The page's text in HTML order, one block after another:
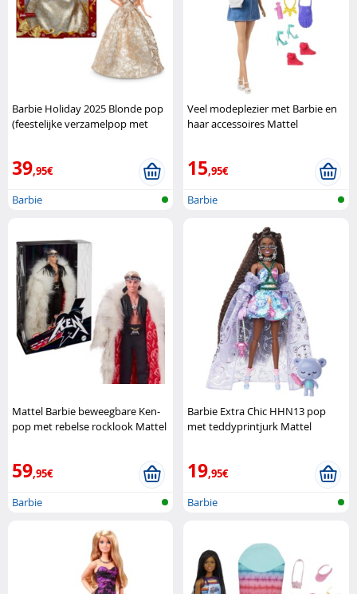
Barbie Holiday 2025 Blonde pop
(feestelijke verzamelpop met
39,95€
Barbie
Veel modeplezier met Barbie en
haar accessoires Mattel
15,95€
Barbie
Mattel Barbie beweegbare Ken-
pop met rebelse rocklook Mattel
59,95€
Barbie
Barbie Extra Chic HHN13 pop
met teddyprintjurk Mattel
19,95€
Barbie